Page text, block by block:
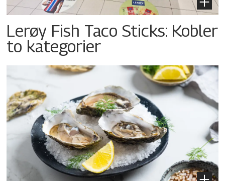
Lerøy Fish Taco Sticks: Kobler
to kategorier